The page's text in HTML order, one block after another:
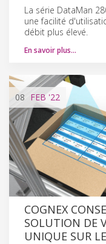
La série DataMan
une facilité
débit plus élevé.
En savoir plus…
08 FEB '22
COGNEX
SOLUTION DE
UNIQUE SUR